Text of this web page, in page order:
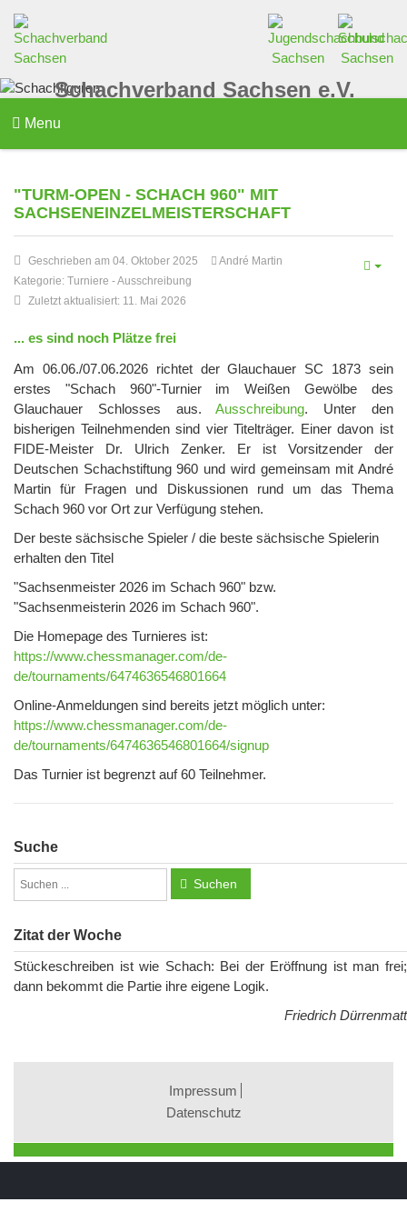
Schachverband Sachsen e.V.
Menu
"TURM-OPEN - SCHACH 960" MIT
SACHSENEINZELMEISTERSCHAFT
Geschrieben am 04. Oktober 2025
André Martin
Kategorie: Turniere -Ausschreibung
Zuletzt aktualisiert: 11. Mai 2026
... es sind noch Plätze frei
Am 06.06./07.06.2026 richtet der Glauchauer SC 1873 sein
erstes "Schach 960"-Turnier im Weißen Gewölbe des
Glauchauer Schlosses aus.Ausschreibung. Unter den
bisherigen Teilnehmenden sind vier Titelträger. Einer davon ist
FIDE-Meister Dr. Ulrich Zenker. Er ist Vorsitzender der
Deutschen Schachstiftung 960 und wird gemeinsam mit André
Martin für Fragen und Diskussionen rund um das Thema
Schach 960 vor Ort zur Verfügung stehen.
Der beste sächsische Spieler / die beste sächsische Spielerin
erhalten den Titel
"Sachsenmeister 2026 im Schach 960" bzw.
"Sachsenmeisterin 2026 im Schach 960".
Die Homepage des Turnieres ist:
https://www.chessmanager.com/de-
de/tournaments/6474636546801664
Online-Anmeldungen sind bereits jetzt möglich unter:
https://www.chessmanager.com/de-
de/tournaments/6474636546801664/signup
Das Turnier ist begrenzt auf 60 Teilnehmer.
Suche
Suchen
Zitat der Woche
Stückeschreiben ist wie Schach: Bei der Eröffnung ist man frei;
dann bekommt die Partie ihre eigene Logik.
Friedrich Dürrenmatt
Impressum
Datenschutz